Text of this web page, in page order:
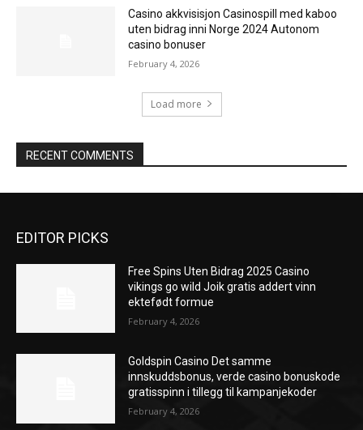
Casino akkvisisjon Casinospill med kaboo
uten bidrag inni Norge 2024 Autonom
casino bonuser
February 4, 2026
Load more
RECENT COMMENTS
EDITOR PICKS
Free Spins Uten Bidrag 2025 Casino
vikings go wild Joik gratis addert vinn
ektefødt formue
February 4, 2026
Goldspin Casino Det samme
innskuddsbonus, verde casino bonuskode
gratisspinn i tillegg til kampanjekoder
February 4, 2026